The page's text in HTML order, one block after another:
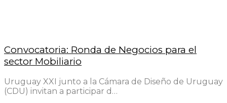
Convocatoria: Ronda de Negocios para el
sector Mobiliario
Uruguay XXI junto a la Cámara de Diseño de Uruguay
(CDU) invitan a participar d…